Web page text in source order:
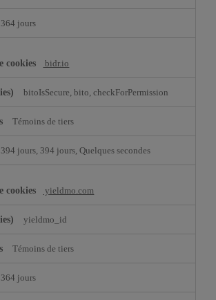
364 jours
bidr.io
bitoIsSecure, bito, checkForPermission
Témoins de tiers
394 jours, 394 jours, Quelques secondes
yieldmo.com
yieldmo_id
Témoins de tiers
364 jours